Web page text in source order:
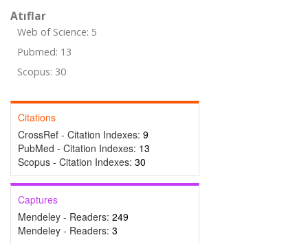
Atıflar
Web of Science: 5
Pubmed: 13
Scopus: 30
Citations
CrossRef - Citation Indexes: 9
PubMed - Citation Indexes: 13
Scopus - Citation Indexes: 30
Captures
Mendeley - Readers: 249
Mendeley - Readers: 3